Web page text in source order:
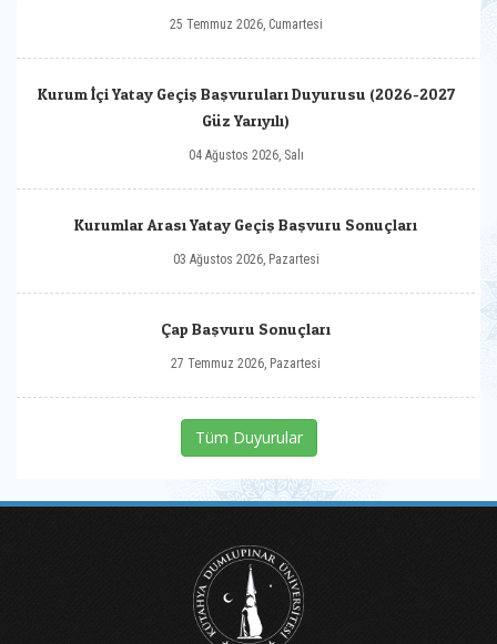
25 Temmuz 2026, Cumartesi
Kurum İçi Yatay Geçiş Başvuruları Duyurusu (2026-2027
Güz Yarıyılı)
04 Ağustos 2026, Salı
Kurumlar Arası Yatay Geçiş Başvuru Sonuçları
03 Ağustos 2026, Pazartesi
Çap Başvuru Sonuçları
27 Temmuz 2026, Pazartesi
Tüm Duyurular